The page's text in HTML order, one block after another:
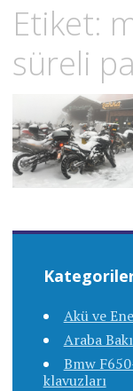
to
Etiket:
süreli
Akü ve
Araba
Bmw
klavuzları